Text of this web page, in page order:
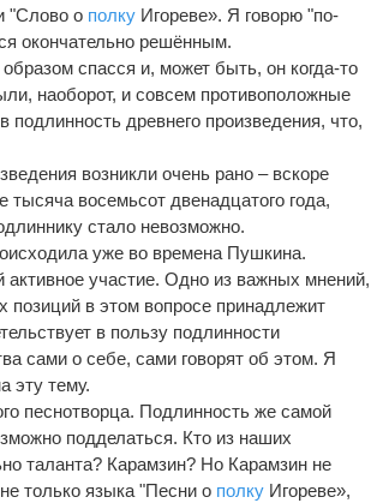
"Слово о полку Игореве». Я говорю "по-
окончательно решённым.
спасся и, может быть, он когда-то
наоборот, и совсем противоположные
подлинность древнего произведения, что,
возникли очень рано – вскоре
тысяча восемьсот двенадцатого года,
стало невозможно.
уже во времена Пушкина.
участие. Одно из важных мнений,
позиций в этом вопросе принадлежит
в пользу подлинности
сами о себе, сами говорят об этом. Я
эту тему.
песнотворца. Подлинность же самой
подделаться. Кто из наших
таланта? Карамзин? Но Карамзин не
только языка "Песни о полку Игореве»,